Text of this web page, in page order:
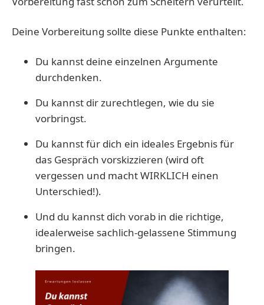
Deine Vorbereitung sollte diese Punkte enthalten:
Du kannst deine einzelnen Argumente
durchdenken.
Du kannst dir zurechtlegen, wie du sie
vorbringst.
Du kannst für dich ein ideales Ergebnis für
das Gespräch vorskizzieren (wird oft
vergessen und macht WIRKLICH einen
Unterschied!).
Und du kannst dich vorab in die richtige,
idealerweise sachlich-gelassene Stimmung
bringen.